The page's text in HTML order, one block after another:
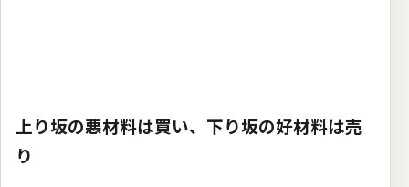
上り坂の悪材料は買い、下り坂の好材料は売
り